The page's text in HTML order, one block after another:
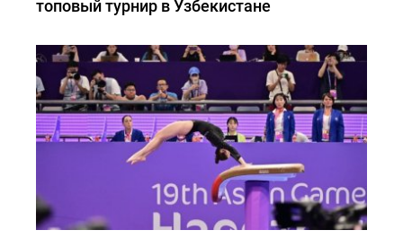
топовый турнир в Узбекистане